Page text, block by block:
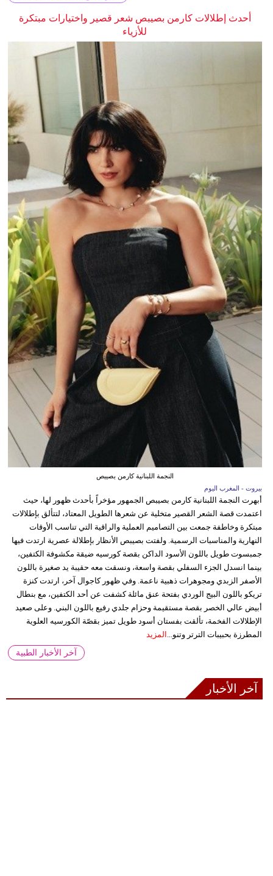
أحدث إطلالات كارمن بصيبص شعر قصير واختيارات مبتكرة
للأزياء
النجمة اللبنانية كارمن بصيبص
بيروت - المغرب اليوم
أبهرت النجمة اللبنانية كارمن بصيبص الجمهور مؤخراً بأحدث ظهور لها، حيث
اعتمدت قصة الشعر القصير متخلية عن شعرها الطويل المعتاد، لتتألق بإطلالات
مبتكرة وخاطفة جمعت بين التصاميم العملية والراقية التي تناسب الأوقات
النهارية والمناسبات الرسمية. ولفتت بصيبص الأنظار بإطلالة عصرية ارتدت فيها
جمبسوت طويل باللون الأسود الداكن بقصة كورسيه ضيقة مكشوفة الكتفين،
بينما انسدل الجزء السفلي بقصة واسعة، ونسقت معه حقيبة يد صغيرة باللون
الأصفر الزبدي ومجوهرات ذهبية ناعمة. وفي ظهور كاجوال آخر، ارتدت كنزة
تريكو باللون البيج الوردي بفتحة عنق مائلة كشفت عن أحد الكتفين، مع بنطال
أبيض عالي الخصر بقصة مستقيمة وحزام جلدي رفيع باللون البني. وعلى صعيد
الإطلالات الفخمة، تألقت بفستان أسود طويل تميز بقصّة الكورسيه العلوية
المطرزة بحبيبات الترتر وتنو... المزيد
آخر الأخبار الطبية
آخر الأخبار